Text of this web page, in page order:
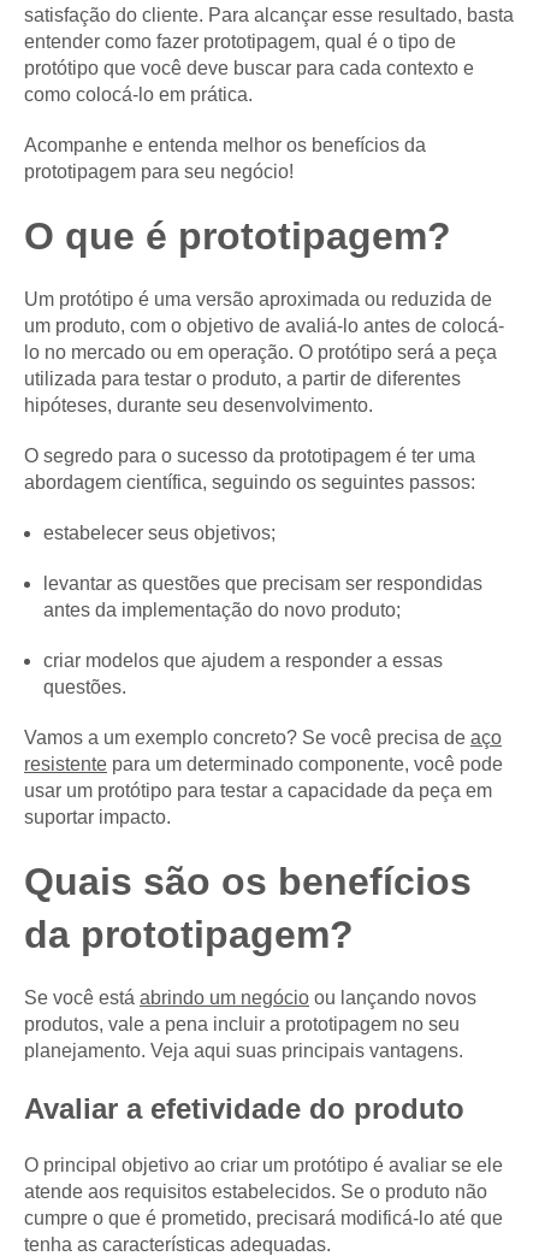
satisfação do cliente. Para alcançar esse resultado, basta
entender como fazer prototipagem, qual é o tipo de
protótipo que você deve buscar para cada contexto e
como colocá-lo em prática.
Acompanhe e entenda melhor os benefícios da
prototipagem para seu negócio!
O que é prototipagem?
Um protótipo é uma versão aproximada ou reduzida de
um produto, com o objetivo de avaliá-lo antes de colocá-
lo no mercado ou em operação. O protótipo será a peça
utilizada para testar o produto, a partir de diferentes
hipóteses, durante seu desenvolvimento.
O segredo para o sucesso da prototipagem é ter uma
abordagem científica, seguindo os seguintes passos:
estabelecer seus objetivos;
levantar as questões que precisam ser respondidas
antes da implementação do novo produto;
criar modelos que ajudem a responder a essas
questões.
Vamos a um exemplo concreto? Se você precisa de aço
resistente para um determinado componente, você pode
usar um protótipo para testar a capacidade da peça em
suportar impacto.
Quais são os benefícios
da prototipagem?
Se você está abrindo um negócio ou lançando novos
produtos, vale a pena incluir a prototipagem no seu
planejamento. Veja aqui suas principais vantagens.
Avaliar a efetividade do produto
O principal objetivo ao criar um protótipo é avaliar se ele
atende aos requisitos estabelecidos. Se o produto não
cumpre o que é prometido, precisará modificá-lo até que
tenha as características adequadas.